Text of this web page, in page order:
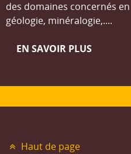
des domaines concernés en
géologie, minéralogie,....
EN SAVOIR PLUS
Haut de page